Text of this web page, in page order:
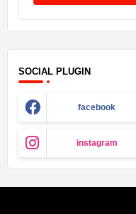
SOCIAL PLUGIN
facebook
instagram